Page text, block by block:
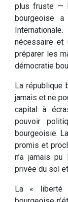
plus fruste —
bourgeoise
nécessaire et
préparer les
démocratie
La république
jamais et ne
capital à
pouvoir
bourgeoisie.
promis et
n’a jamais
privée du sol
La « liberté